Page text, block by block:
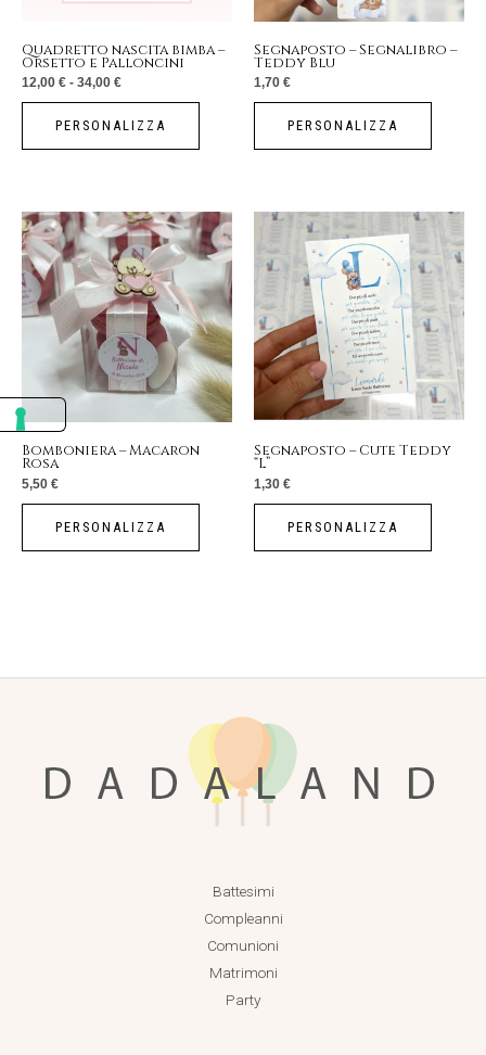
Quadretto nascita bimba –
Orsetto e Palloncini
12,00 € - 34,00 €
PERSONALIZZA
del
Segnaposto – Segnalibro –
Teddy Blu
1,70 €
PERSONALIZZA
Bomboniera – Macaron
Rosa
5,50 €
PERSONALIZZA
Segnaposto – Cute Teddy
“L”
1,30 €
PERSONALIZZA
Battesimi
Compleanni
Comunioni
Matrimoni
Party